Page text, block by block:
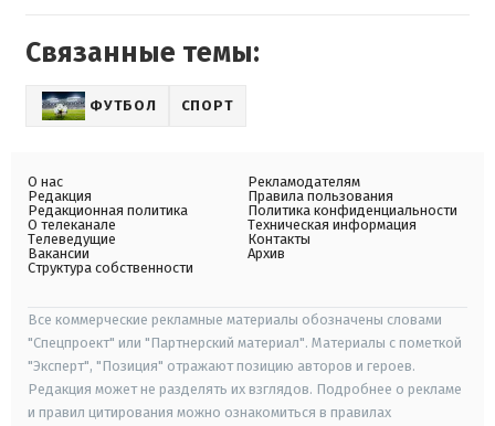
Связанные темы:
ФУТБОЛ СПОРТ
О нас
Редакция
Редакционная политика
О телеканале
Телеведущие
Вакансии
Структура собственности
Рекламодателям
Правила пользования
Политика конфиденциальности
Техническая информация
Контакты
Архив
Все коммерческие рекламные материалы обозначены словами
"Спецпроект" или "Партнерский материал". Материалы с пометкой
"Эксперт", "Позиция" отражают позицию авторов и героев.
Редакция может не разделять их взглядов. Подробнее о рекламе
и правил цитирования можно ознакомиться в правилах